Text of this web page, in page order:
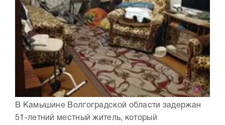
В Камышине Волгоградской области задержан
51-летний местный житель, который